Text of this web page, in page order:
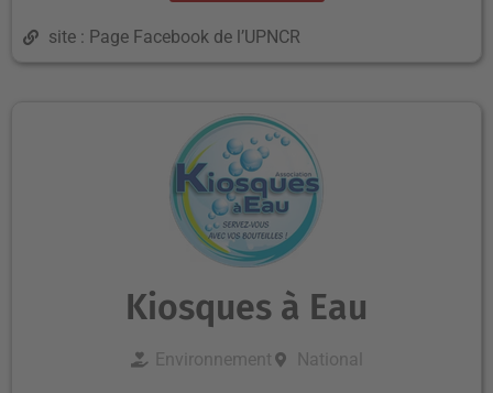
site : Page Facebook de l’UPNCR
Kiosques à Eau
Environnement National